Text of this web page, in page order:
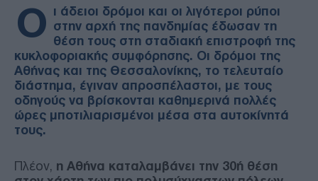
Ο ι άδειοι δρόμοι και οι λιγότεροι ρύποι
στην αρχή της πανδημίας έδωσαν τη
θέση τους στη σταδιακή επιστροφή της
κυκλοφοριακής συμφόρησης. Οι δρόμοι της
Αθήνας και της Θεσσαλονίκης, το τελευταίο
διάστημα, έγιναν απροσπέλαστοι, με τους
οδηγούς να βρίσκονται καθημερινά πολλές
ώρες μποτιλιαρισμένοι μέσα στα αυτοκίνητά
τους.
Πλέον, η Αθήνα καταλαμβάνει την 30ή θέση